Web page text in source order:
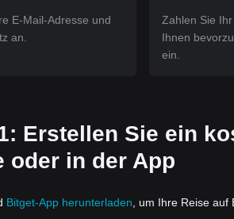
E-Mail-Adresse und
an.
Zahlen Sie
Ihnen
ein.
Erstellen Sie ein
oder in der App
Bitget-App herunterladen , um Ihre Reise auf